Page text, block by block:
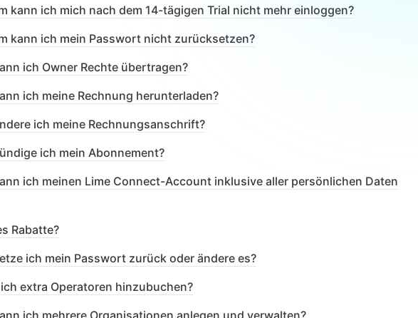
kann ich mich nach dem 14-tägigen Trial nicht mehr einloggen?
kann ich mein Passwort nicht zurücksetzen?
ich Owner Rechte übertragen?
ich meine Rechnung herunterladen?
ich meine Rechnungsanschrift?
ich mein Abonnement?
ich meinen Lime Connect-Account inklusive aller persönlichen Daten
Rabatte?
ich mein Passwort zurück oder ändere es?
extra Operatoren hinzubuchen?
ich mehrere Organisationen anlegen und verwalten?